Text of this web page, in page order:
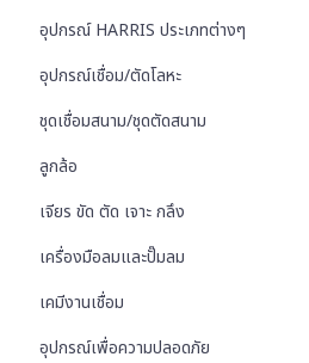
อุปกรณ์ HARRIS ประเภทต่างๆ
อุปกรณ์เชื่อม/ตัดโลหะ
ชุดเชื่อมสนาม/ชุดตัดสนาม
ลูกล้อ
เจียร ขัด ตัด เจาะ กลึง
เครื่องมือลมและปั๊มลม
เคมีงานเชื่อม
อุปกรณ์เพื่อความปลอดภัย